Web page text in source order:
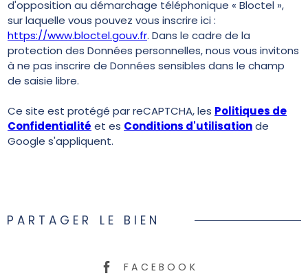
d'opposition au démarchage téléphonique « Bloctel »,
sur laquelle vous pouvez vous inscrire ici :
https://www.bloctel.gouv.fr. Dans le cadre de la
protection des Données personnelles, nous vous invitons
à ne pas inscrire de Données sensibles dans le champ
de saisie libre.
Ce site est protégé par reCAPTCHA, les Politiques de
Confidentialité et es Conditions d'utilisationde
Google s'appliquent.
PARTAGER LE BIEN
FACEBOOK